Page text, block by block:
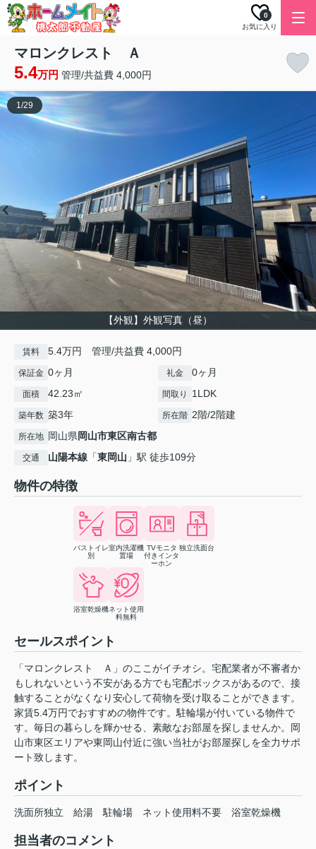
お気に入り
0
マロンクレスト Ａ
5.4万円 管理/共益費 4,000円
【外観】外観写真（昼）
1/29
賃料 5.4万円 管理/共益費 4,000円
保証金 0ヶ月 礼金 0ヶ月
面積 42.23㎡ 間取り 1LDK
築年数 築3年 所在階 2階/2階建
所在地 岡山県岡山市東区南古都
交通 山陽本線 「東岡山 」駅 徒歩109分
物件の特徴
バストイレ
別
室内洗濯機
置場
TVモニタ
付きインタ
ーホン
独立洗面台
浴室乾燥機ネット使用
料無料
セールスポイント
「マロンクレスト Ａ」のここがイチオシ。宅配業者が不審者か
もしれないという不安がある方でも宅配ボックスがあるので、接
触することがなくなり安心して荷物を受け取ることができます。
家賃5.4万円でおすすめの物件です。駐輪場が付いている物件で
す。毎日の暮らしを輝かせる、素敵なお部屋を探しませんか。岡
山市東区エリアや東岡山付近に強い当社がお部屋探しを全力サポ
ート致します。
ポイント
洗面所独立 給湯 駐輪場 ネット使用料不要 浴室乾燥機
担当者のコメント